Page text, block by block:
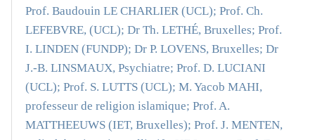
Prof. Baudouin LE CHARLIER (UCL); Prof. Ch.
LEFEBVRE, (UCL); Dr Th. LETHÉ, Bruxelles; Prof.
I. LINDEN (FUNDP); Dr P. LOVENS, Bruxelles; Dr
J.-B. LINSMAUX, Psychiatre; Prof. D. LUCIANI
(UCL); Prof. S. LUTTS (UCL); M. Yacob MAHI,
professeur de religion islamique; Prof. A.
MATTHEEUWS (IET, Bruxelles); Prof. J. MENTEN,